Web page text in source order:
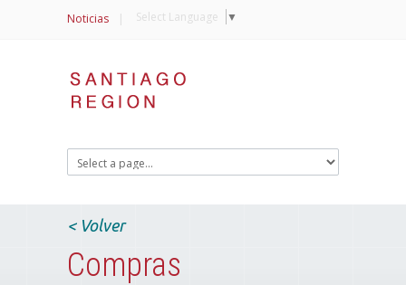
Noticias | Select Language ▼
< Volver
Compras